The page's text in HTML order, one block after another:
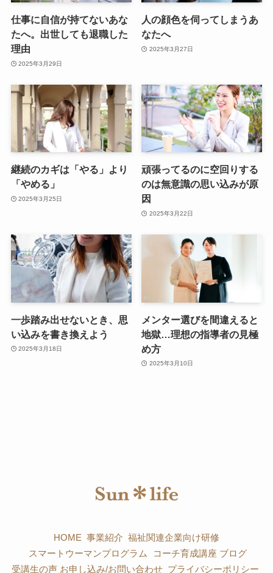
仕事に自信が持てないあな
たへ。出世しても退職した
理由
2025年3月29日
人の顔色を伺ってしまうあ
なたへ
2025年3月27日
継続のカギは「やる」より
「やめる」
2025年3月25日
頑張ってるのに空回りする
のは無意識の思い込みが原
因
2025年3月22日
一歩踏み出せないとき、思
い込みを書き換えよう
2025年3月18日
メンター選びを間違えると
地獄…理想の指導者の見極
め方
2025年3月10日
HOME 事業紹介 福祉関連企業向け研修
スマートウーマンプログラム
コーチ育成講座 ブログ
受講生の声 お申し込み/お問い合わせ プライバシーポリシー